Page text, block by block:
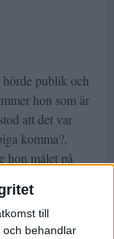
till
och behandlar
hörde publik och
hon som är
att det var
komma?,
hon målet på
ännu, skrattar